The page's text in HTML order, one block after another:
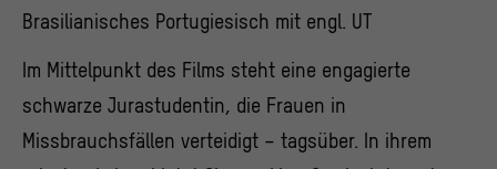
Brasilianisches Portugiesisch mit engl. UT
Im Mittelpunkt des Films steht eine engagierte
schwarze Jurastudentin, die Frauen in
Missbrauchsfällen verteidigt – tagsüber. In ihrem